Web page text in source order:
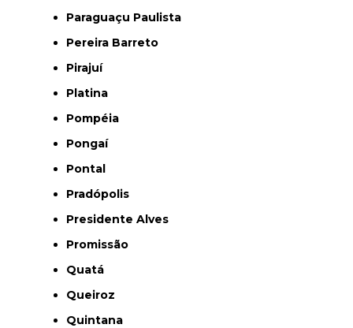
Paraguaçu Paulista
Pereira Barreto
Pirajuí
Platina
Pompéia
Pongaí
Pontal
Pradópolis
Presidente Alves
Promissão
Quatá
Queiroz
Quintana